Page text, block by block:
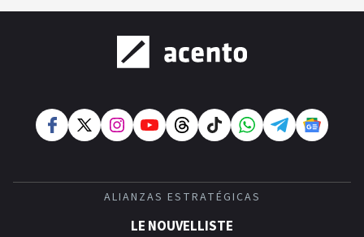
ALIANZAS ESTRATÉGICAS
LE NOUVELLISTE